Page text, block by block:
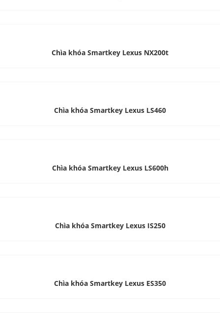
Chìa khóa Smartkey Lexus NX200t
Chìa khóa Smartkey Lexus LS460
Chìa khóa Smartkey Lexus LS600h
Chìa khóa Smartkey Lexus IS250
Chìa khóa Smartkey Lexus ES350